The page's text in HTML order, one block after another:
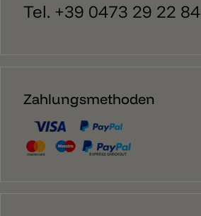
Tel. +39 0473 29 22 84
Zahlungsmethoden